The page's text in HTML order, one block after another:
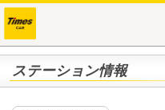
ステーション情報